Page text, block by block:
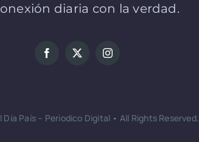
diaria con la verdad.
País – Periodico Digital • All Rights Reserved.